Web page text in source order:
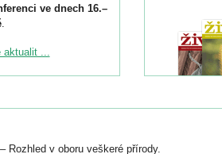
ve dnech 16.–
.
ke konferenci
do 6. září.
přednášky nebo
aktualit ...
Rozhled v oboru veškeré přírody.